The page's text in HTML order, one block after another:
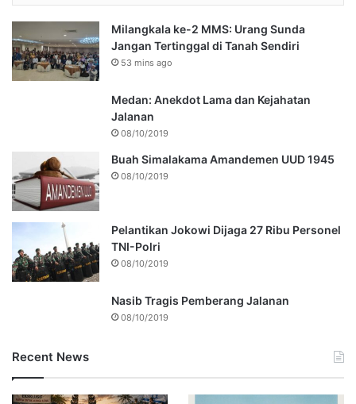
Milangkala ke-2 MMS: Urang Sunda
Jangan Tertinggal di Tanah Sendiri
53 mins ago
Medan: Anekdot Lama dan Kejahatan
Jalanan
08/10/2019
Buah Simalakama Amandemen UUD 1945
08/10/2019
Pelantikan Jokowi Dijaga 27 Ribu Personel
TNI-Polri
08/10/2019
Nasib Tragis Pemberang Jalanan
08/10/2019
Recent News